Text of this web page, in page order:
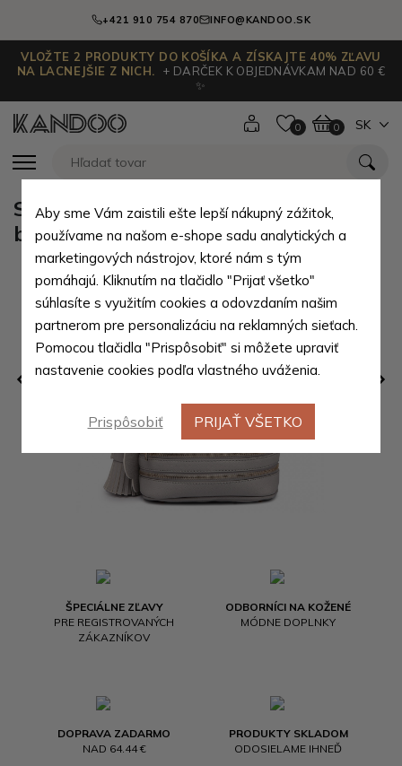
+421 910 754 870 INFO@KANDOO.SK
VLOŽTE 2 PRODUKTY DO KOŠÍKA A ZÍSKAJTE 40% ZĽAVU
NA LACNEJŠIE Z NICH.
+ DARČEK K OBJEDNÁVKAM NAD 60 €
✨
0 0 SK
ŠPECIÁLNE ZĽAVY
PRE REGISTROVANÝCH
ZÁKAZNÍKOV
ODBORNÍCI NA KOŽENÉ
MÓDNE DOPLNKY
DOPRAVA ZADARMO
NAD 64.44 €
PRODUKTY SKLADOM
ODOSIELAME IHNEĎ
Sivý dámsky štýlový moderný
batoh Misie
Aby sme Vám zaistili ešte lepší nákupný zážitok,
používame na našom e-shope sadu analytických a
marketingových nástrojov, ktoré nám s tým
pomáhajú. Kliknutím na tlačidlo "Prijať všetko"
súhlasíte s využitím cookies a odovzdaním našim
partnerom pre personalizáciu na reklamných sieťach.
Pomocou tlačidla "Prispôsobiť" si môžete upraviť
nastavenie cookies podľa vlastného uváženia.
Prispôsobiť PRIJAŤ VŠETKO